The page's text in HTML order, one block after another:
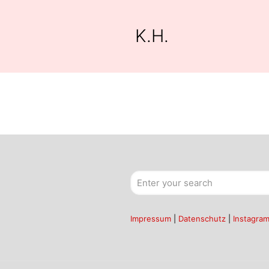
K.H.
Impressum Datenschutz Instagram